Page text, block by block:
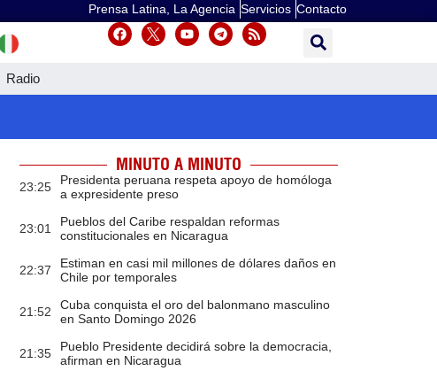
Prensa Latina, La Agencia Servicios Contacto
Radio
MINUTO A MINUTO
23:25
Presidenta peruana respeta apoyo de homóloga
a expresidente preso
23:01
Pueblos del Caribe respaldan reformas
constitucionales en Nicaragua
22:37
Estiman en casi mil millones de dólares daños en
Chile por temporales
21:52
Cuba conquista el oro del balonmano masculino
en Santo Domingo 2026
21:35
Pueblo Presidente decidirá sobre la democracia,
afirman en Nicaragua